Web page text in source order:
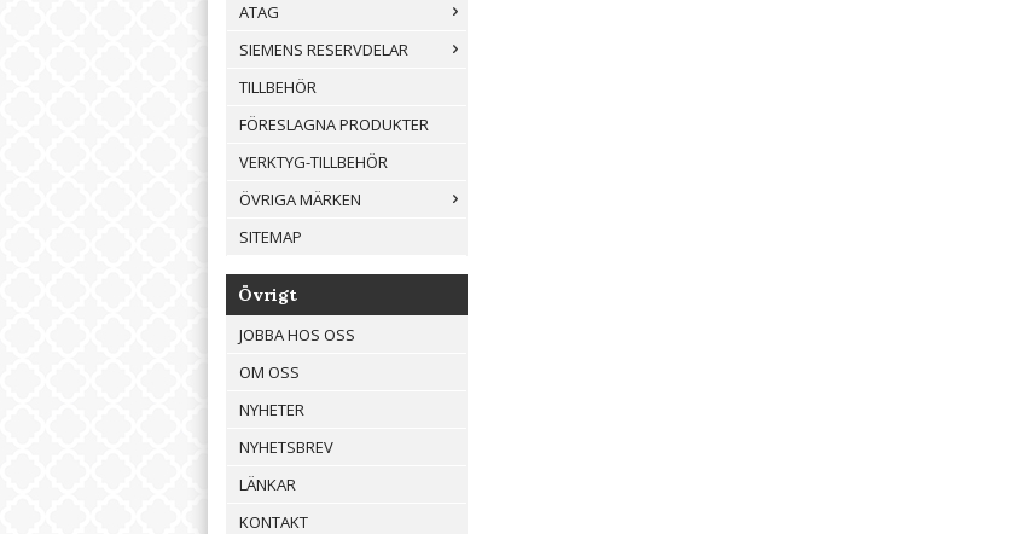
ATAG
SIEMENS RESERVDELAR
TILLBEHÖR
FÖRESLAGNA PRODUKTER
VERKTYG-TILLBEHÖR
ÖVRIGA MÄRKEN
SITEMAP
Övrigt
JOBBA HOS OSS
OM OSS
NYHETER
NYHETSBREV
LÄNKAR
KONTAKT